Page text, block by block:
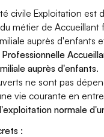
civile Exploitation est
métier de Accueillant
auprès d'enfants
Professionnelle
auprès d'enfants.
ne sont pas
vie courante en
normale
: